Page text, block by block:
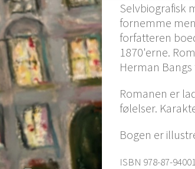
Selvbiografisk
fornemme
forfatteren
1870'erne.
Herman
Romanen er
følelser.
Bogen er
ISBN 978-87-